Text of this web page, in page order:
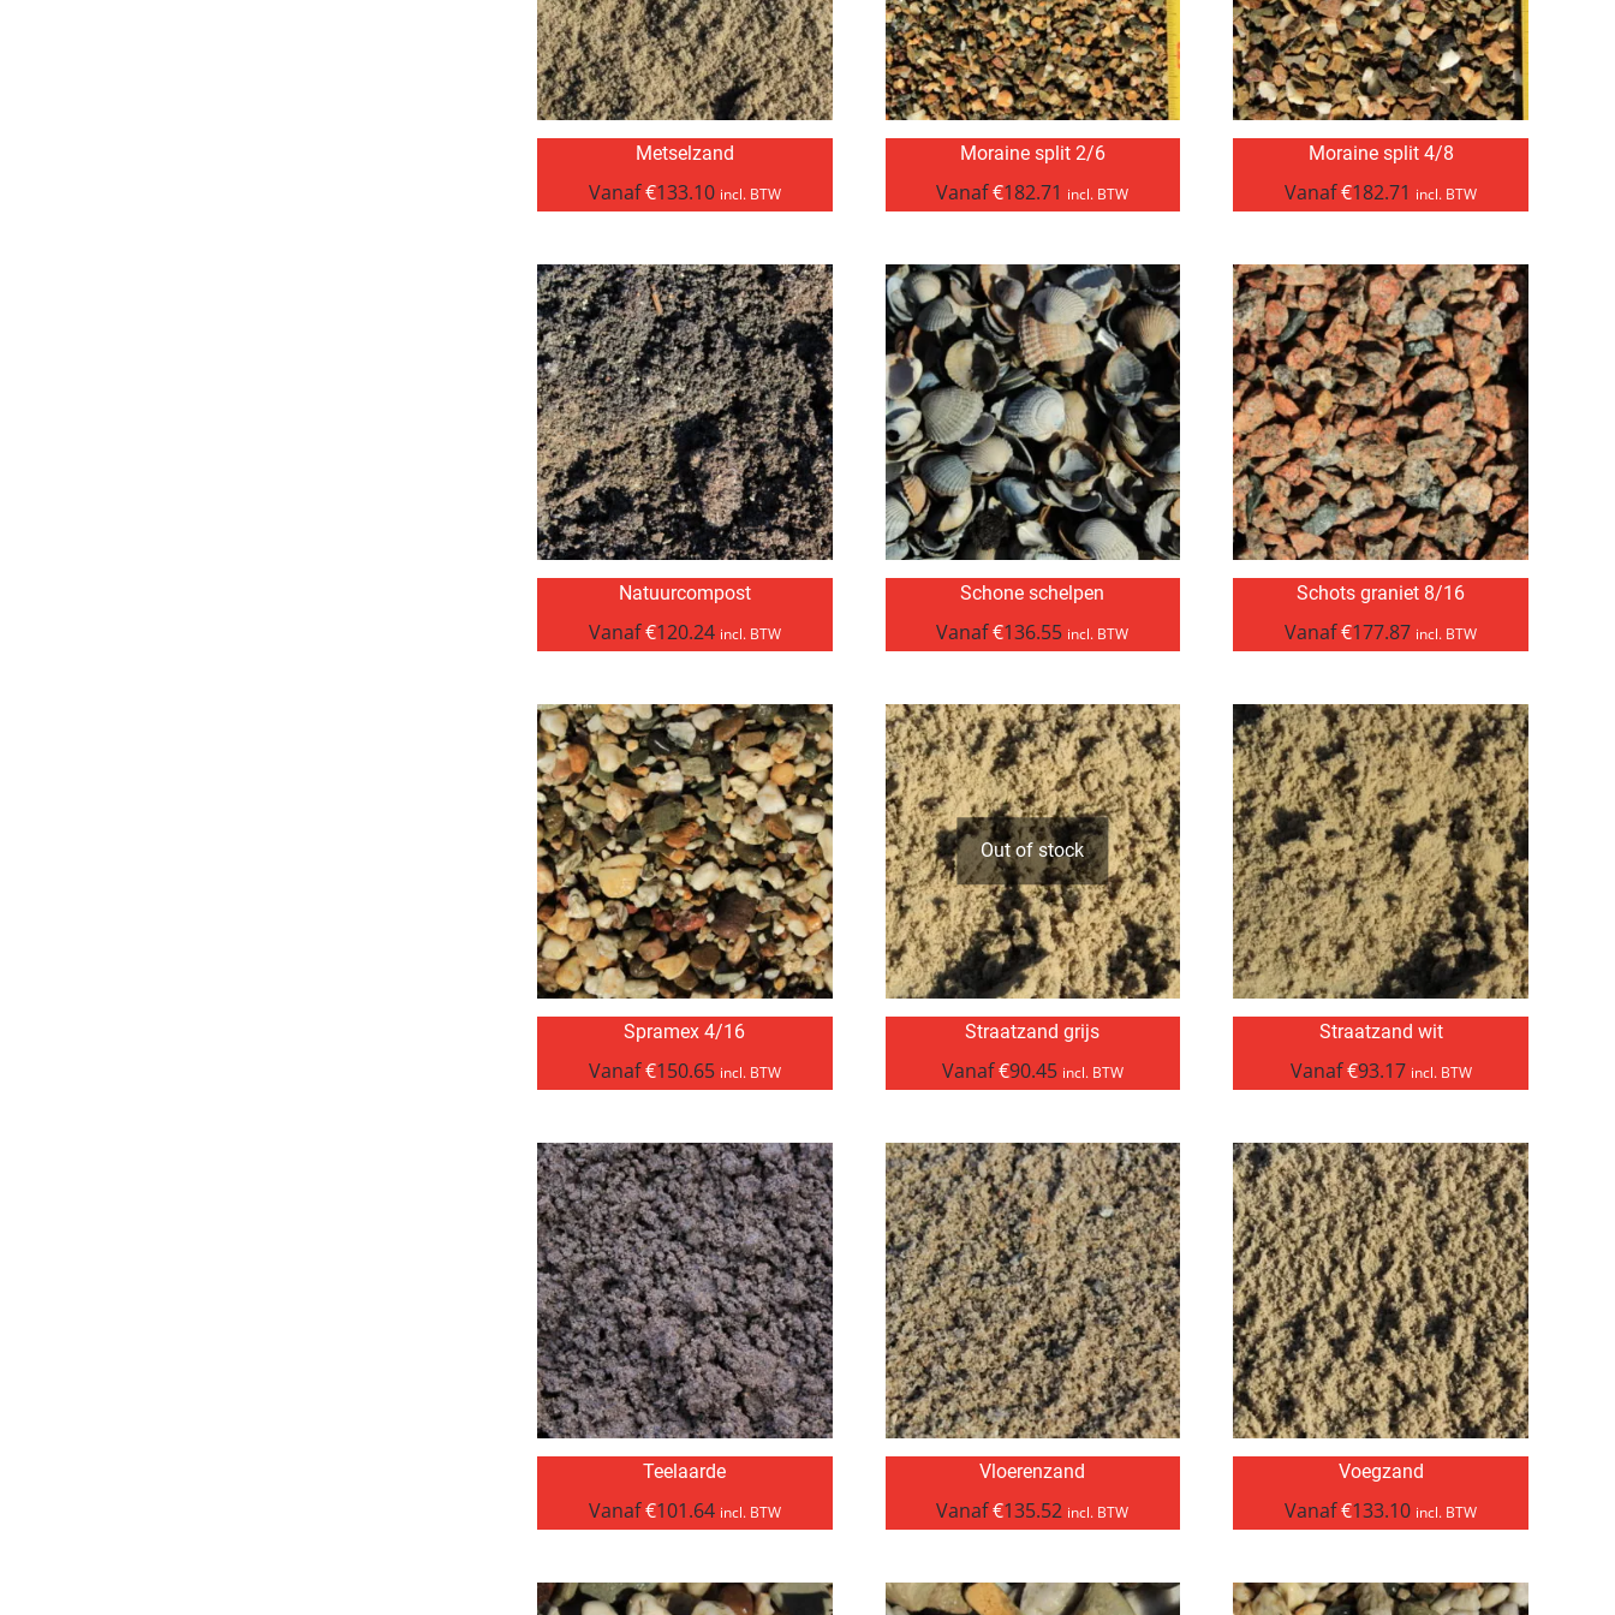
Metselzand
Vanaf€133.10 incl. BTW
Moraine split 2/6
Vanaf€182.71 incl. BTW
Moraine split 4/8
Vanaf€182.71 incl. BTW
Natuurcompost
Vanaf€120.24 incl. BTW
Schone schelpen
Vanaf€136.55 incl. BTW
Schots graniet 8/16
Vanaf€177.87 incl. BTW
Spramex 4/16
Vanaf€150.65 incl. BTW
Out of stock
Straatzand grijs
Vanaf€90.45 incl. BTW
Straatzand wit
Vanaf€93.17 incl. BTW
Teelaarde
Vanaf€101.64 incl. BTW
Vloerenzand
Vanaf€135.52 incl. BTW
Voegzand
Vanaf€133.10 incl. BTW